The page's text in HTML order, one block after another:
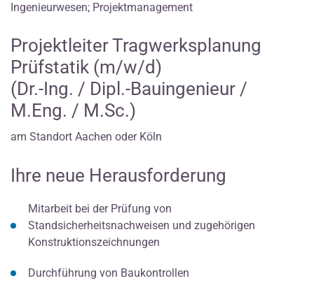
Ingenieurwesen; Projektmanagement
Projektleiter Tragwerksplanung
Prüfstatik (m/w/d)
(Dr.-Ing. / Dipl.-Bauingenieur /
M.Eng. / M.Sc.)
am Standort Aachen oder Köln
Ihre neue Herausforderung
Mitarbeit bei der Prüfung von
Standsicherheitsnachweisen und zugehörigen
Konstruktionszeichnungen
Durchführung von Baukontrollen